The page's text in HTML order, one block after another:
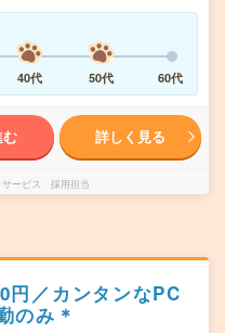
40代 50代 60代
む 詳しく見る
サービス 採用担当
円／カンタンなPC
のみ＊